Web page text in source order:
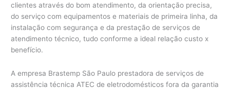
clientes através do bom atendimento, da orientação precisa,
do serviço com equipamentos e materiais de primeira linha, da
instalação com segurança e da prestação de serviços de
atendimento técnico, tudo conforme a ideal relação custo x
benefício.
A empresa Brastemp São Paulo prestadora de serviços de
assistência técnica ATEC de eletrodomésticos fora da garantia